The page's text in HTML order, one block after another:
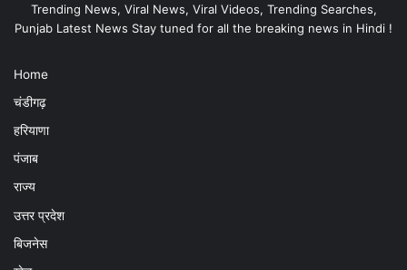
Trending News, Viral News, Viral Videos, Trending Searches,
Punjab Latest News Stay tuned for all the breaking news in Hindi !
Home
चंडीगढ़
हरियाणा
पंजाब
राज्य
उत्तर प्रदेश
बिजनेस